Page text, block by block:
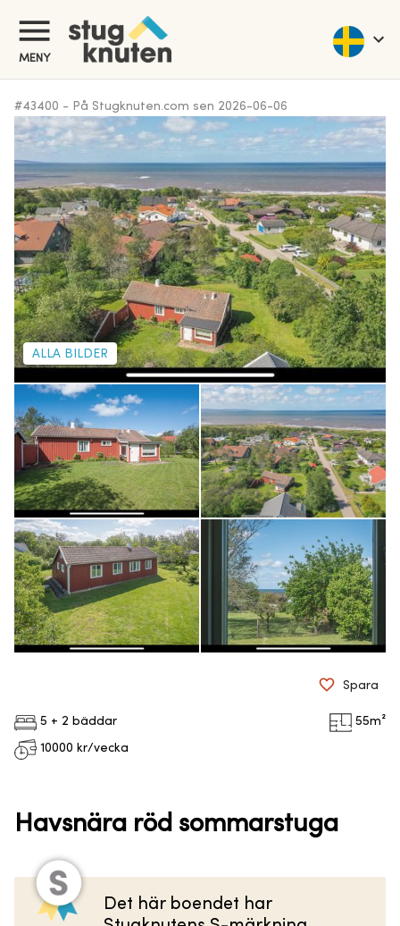
MENY
#43400 - På Stugknuten.com sen 2026-06-06
ALLA BILDER
5 + 2 bäddar 55m²
10000 kr/vecka
Spara
Havsnära röd sommarstuga
Det här boendet har